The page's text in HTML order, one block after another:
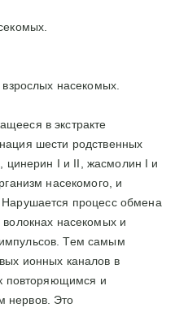
насекомых.
в экстракте
шести родственных
цинерин I и II, жасмолин I и
насекомого, и
процесс обмена
насекомых и
Тем самым
ионных каналов в
повторяющимся и
нервов. Это